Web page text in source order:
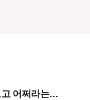
이렇게 귀여우면 나보고 어쩌라는거야아ㅏ